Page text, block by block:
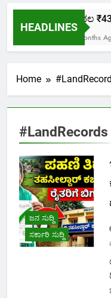
HEADLINES
ಕೇವಲ
2 Months Ago
Home
#LandRecords
ಜನ ಸುದ್ದಿ
ಸರ್ಕಾರಿ ಸುದ್ದಿ